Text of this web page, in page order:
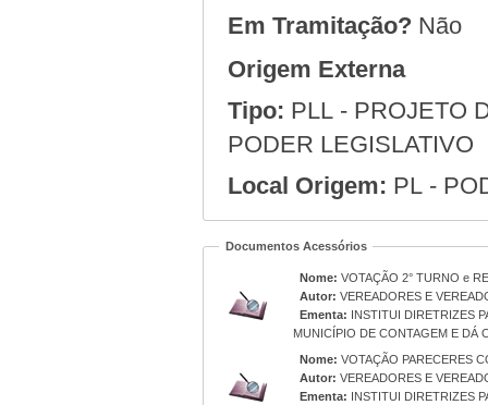
Em Tramitação? Não
Origem Externa
Tipo: PLL - PROJETO
PODER LEGISLATIVO
Local Origem: PL -
Documentos Acessórios
Nome: VOTAÇÃO 2° TURNO e
Autor: VEREADORES E
Ementa: INSTITUI DIRETRIZES
MUNICÍPIO DE CONTAGEM E DÁ
Nome: VOTAÇÃO PARECERES
Autor: VEREADORES E
Ementa: INSTITUI DIRETRIZES